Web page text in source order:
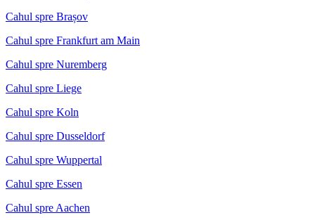
Cahul spre Brașov
Cahul spre Frankfurt am Main
Cahul spre Nuremberg
Cahul spre Liege
Cahul spre Koln
Cahul spre Dusseldorf
Cahul spre Wuppertal
Cahul spre Essen
Cahul spre Aachen